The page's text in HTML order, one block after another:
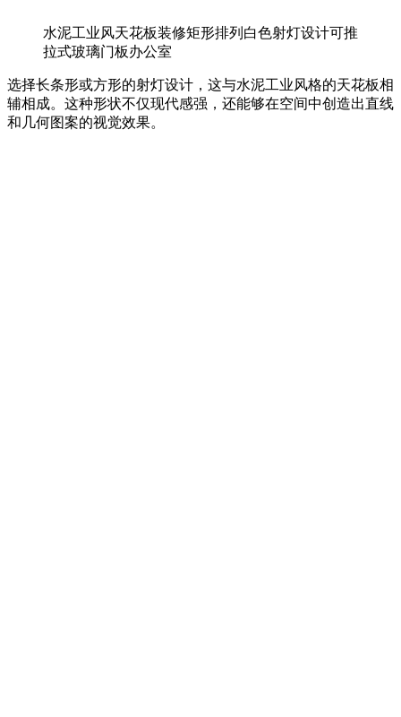
水泥工业风天花板装修矩形排列白色射灯设计可推
拉式玻璃门板办公室
选择长条形或方形的射灯设计，这与水泥工业风格的天花板相
辅相成。这种形状不仅现代感强，还能够在空间中创造出直线
和几何图案的视觉效果。